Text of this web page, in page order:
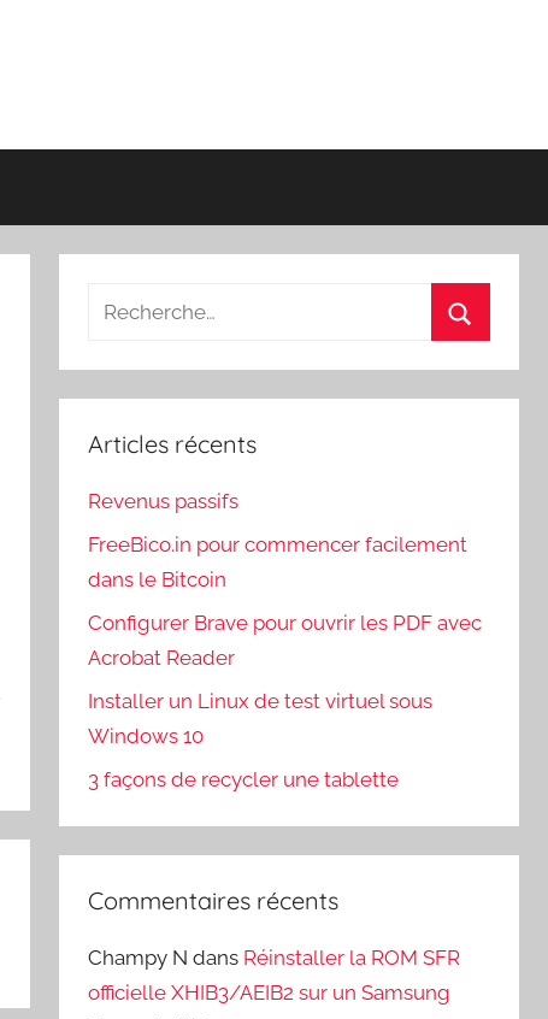
Recherche
:
Articles récents
Revenus passifs
FreeBico.in pour commencer facilement
dans le Bitcoin
Configurer Brave pour ouvrir les PDF avec
Acrobat Reader
Installer un Linux de test virtuel sous
Windows 10
3 façons de recycler une tablette
Commentaires récents
Champy N dans Réinstaller la ROM SFR
officielle XHIB3/AEIB2 sur un Samsung